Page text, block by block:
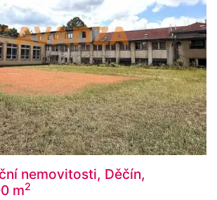
nemovitosti, Děčín,
m2